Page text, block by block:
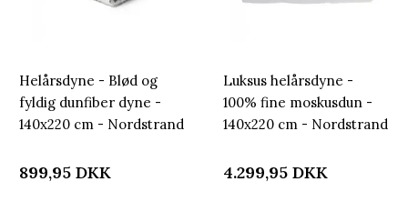
Helårsdyne - Blød og
fyldig dunfiber dyne -
140x220 cm - Nordstrand
fiberdyne
899,95 DKK
Luksus helårsdyne -
100% fine moskusdun -
140x220 cm - Nordstrand
bomuldssatin bolstre
4.299,95 DKK